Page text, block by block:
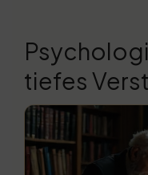
tiefes